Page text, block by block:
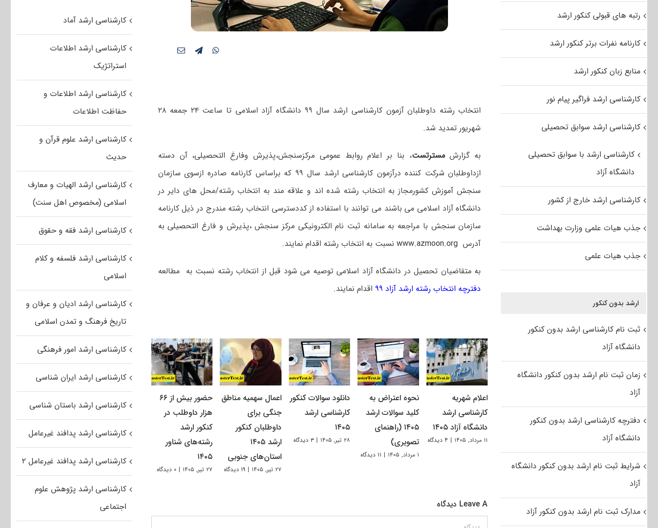
انتخاب رشته داوطلبان آزمون کارشناسی ارشد سال ۹۹ دانشگاه آزاد اسلامی تا ساعت ۲۴ جمعه ۲۸
شهریور تمدید شد.
به گزارشمسترتست، بنا بر اعلام روابط عمومی مرکزسنجش،پذیرش وفارغ التحصیلی، آن دسته
ازداوطلبان شرکت کننده درآزمون کارشناسی ارشد سال ۹۹ که براساس کارنامه صادره ازسوی سازمان
سنجش آموزش کشورمجاز به انتخاب رشته شده اند و علاقه مند به انتخاب رشته/محل های دایر در
دانشگاه آزاد اسلامی می باشند می توانند با استفاده از کددسترسی انتخاب رشته مندرج در ذیل کارنامه
سازمان سنجش با مراجعه به سامانه ثبت نام الکترونیکی مرکز سنجش ،پذیرش و فارغ التحصیلی به
آدرسwww.azmoon.org نسبت به انتخاب رشته اقدام نمایند.
به متقاضیان تحصیل در دانشگاه آزاد اسلامی توصیه می شود قبل از انتخاب رشته نسبت به مطالعه
دفترچه انتخاب رشته ارشد آزاد ۹۹
اقدام نمایند.
اعلام شهریه
کارشناسی ارشد
دانشگاه آزاد ۱۴۰۵
۱۱ مرداد, ۱۴۰۵ | ۴ دیدگاه
نحوه اعتراض به
کلید سوالات ارشد
۱۴۰۵ (راهنمای
تصویری)
۱ مرداد, ۱۴۰۵ | ۱۱ دیدگاه
دانلود سوالات کنکور
کارشناسی ارشد
۱۴۰۵
۲۸ تیر, ۱۴۰۵ | ۳ دیدگاه
اعمال سهمیه مناطق
جنگی برای
داوطلبان کنکور
ارشد ۱۴۰۵
استان‌های جنوبی
۲۷ تیر, ۱۴۰۵ | ۱۹ دیدگاه
حضور بیش از ۶۶
هزار داوطلب در
کنکور ارشد
رشته‌های شناور
۱۴۰۵
۲۷ تیر, ۱۴۰۵ | ۰ دیدگاه
Leave A دیدگاه
دیدگاه
کارشناسی ارشد آماد
کارشناسی ارشد اطلاعات
استراتژیک
کارشناسی ارشد اطلاعات و
حفاظت اطلاعات
کارشناسی ارشد علوم قرآن و
حدیث
کارشناسی ارشد الهیات و معارف
اسلامی (مخصوص اهل سنت)
کارشناسی ارشد فقه و حقوق
کارشناسی ارشد فلسفه و کلام
اسلامی
کارشناسی ارشد ادیان و عرفان و
تاریخ فرهنگ و تمدن اسلامی
کارشناسی ارشد امور فرهنگی
کارشناسی ارشد ایران شناسی
کارشناسی ارشد باستان شناسی
کارشناسی ارشد پدافند غیرعامل
کارشناسی ارشد پدافند غیرعامل ۲
کارشناسی ارشد پژوهش علوم
اجتماعی
رتبه های قبولی کنکور ارشد
کارنامه نفرات برتر کنکور ارشد
منابع زبان کنکور ارشد
کارشناسی ارشد فراگیر پیام نور
کارشناسی ارشد سوابق تحصیلی
کارشناسی ارشد با سوابق تحصیلی
دانشگاه آزاد
کارشناسی ارشد خارج از کشور
جذب هیات علمی وزارت بهداشت
جذب هیات علمی
ارشد بدون کنکور
ثبت نام کارشناسی ارشد بدون کنکور
دانشگاه آزاد
زمان ثبت نام ارشد بدون کنکور دانشگاه
آزاد
دفترچه کارشناسی ارشد بدون کنکور
دانشگاه آزاد
شرایط ثبت نام ارشد بدون کنکور دانشگاه
آزاد
مدارک ثبت نام ارشد بدون کنکور آزاد